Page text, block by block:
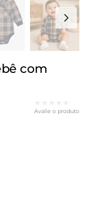
com
Avalie o produto